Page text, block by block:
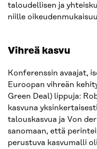
taloudellisen ja
niille
Vihreä kasvu
Konferenssin avaajat,
Euroopan vihreän
Green Deal) lippuja:
kasvuna
talouskasvua ja Von
sanomaan, että
perustuva kasvumalli